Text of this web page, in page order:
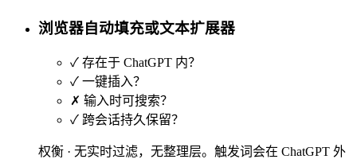
浏览器自动填充或文本扩展器
✓ 存在于 ChatGPT 内？
✓ 一键插入？
✗ 输入时可搜索？
✓ 跨会话持久保留？
权衡 · 无实时过滤，无整理层。触发词会在 ChatGPT 外